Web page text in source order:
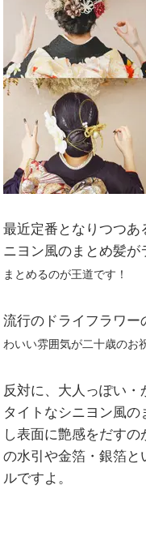
最近定番となりつつあ
ニヨン風のまとめ髪
まとめるのが王道です！
流行のドライフラワー
わいい雰囲気が二十歳のお
反対に、大人っぽい
タイトなシニヨン風
し表面に艶感をだす
の水引や金箔・銀箔と
ルですよ。